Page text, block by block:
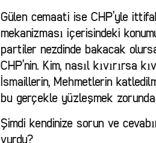
Gülen cemaati ise CHP’yle
mekanizması içerisindeki
partiler nezdinde bakacak
CHP’nin. Kim, nasıl kıvırırsa
İsmaillerin, Mehmetlerin
bu gerçekle yüzleşmek
Şimdi kendinize sorun ve
vurdu?